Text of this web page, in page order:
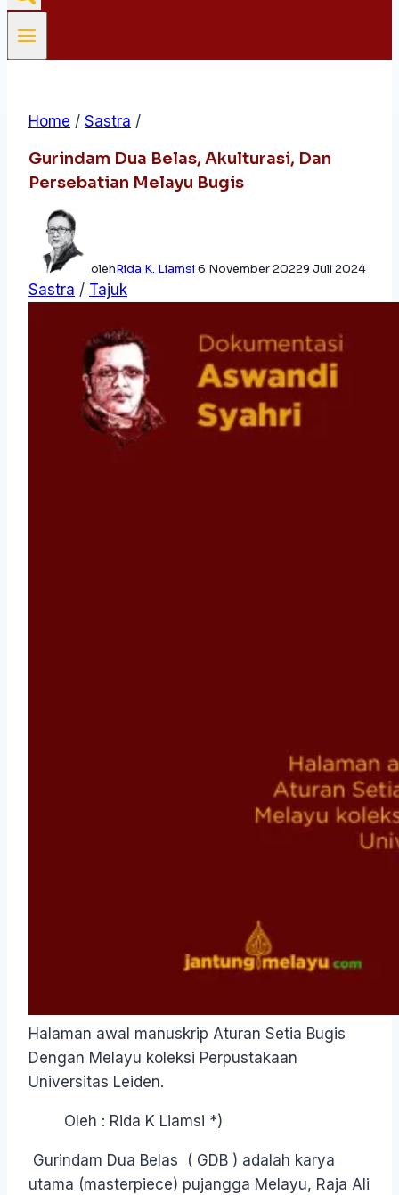
Home / Sastra /
Gurindam Dua Belas, Akulturasi, Dan
Persebatian Melayu Bugis
olehRida K. Liamsi 6 November 20229 Juli 2024
Sastra / Tajuk
Halaman awal manuskrip Aturan Setia Bugis
Dengan Melayu koleksi Perpustakaan
Universitas Leiden.
Oleh : Rida K Liamsi *)
Gurindam Dua Belas ( GDB ) adalah karya
utama (masterpiece) pujangga Melayu, Raja Ali